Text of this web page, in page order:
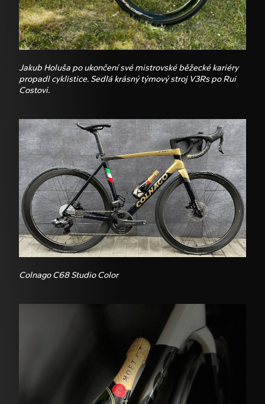
Jakub Holuša po ukončení své mistrovské běžecké kariéry
propadl cyklistice. Sedlá krásný týmový stroj V3Rs po Rui
Costovi.
Colnago C68 Studio Color